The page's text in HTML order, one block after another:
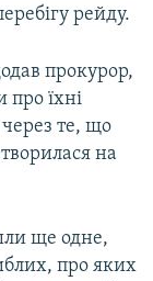
рейду.
прокурор,
про їхні
через те, що
на
ще одне,
про яких